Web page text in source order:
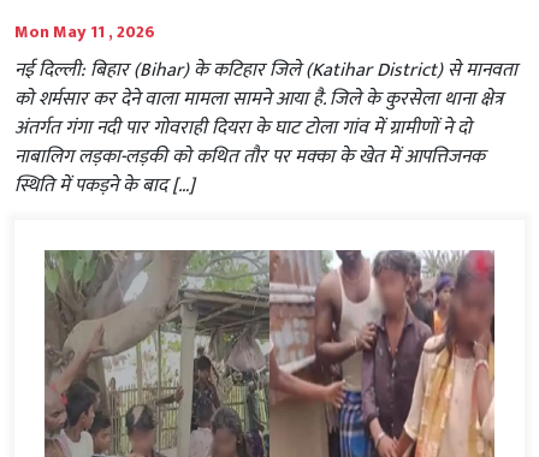
Mon May 11 , 2026
नई दिल्ली: बिहार (Bihar) के कटिहार जिले (Katihar District) से मानवता
को शर्मसार कर देने वाला मामला सामने आया है. जिले के कुरसेला थाना क्षेत्र
अंतर्गत गंगा नदी पार गोवराही दियरा के घाट टोला गांव में ग्रामीणों ने दो
नाबालिग लड़का-लड़की को कथित तौर पर मक्का के खेत में आपत्तिजनक
स्थिति में पकड़ने के बाद […]